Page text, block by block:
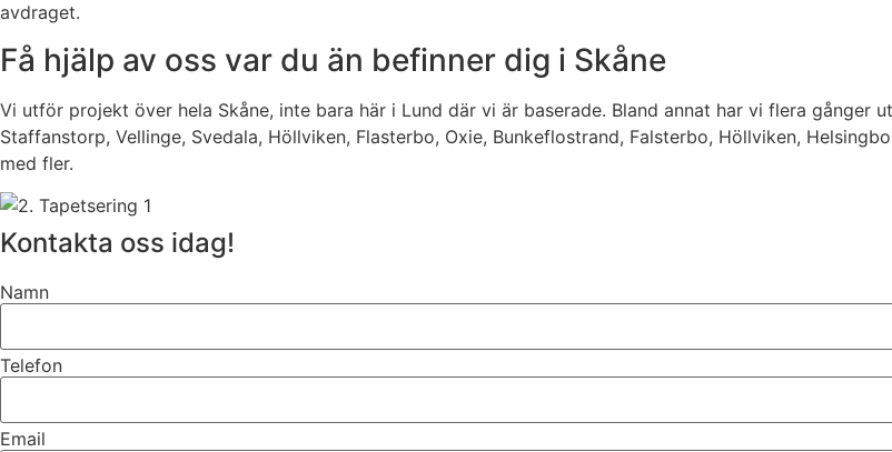
avdraget.
Få hjälp av oss var du än befinner dig i Skåne
Vi utför projekt över hela Skåne, inte bara här i Lund där vi är baserade. Bland annat har vi flera
Staffanstorp, Vellinge, Svedala, Höllviken, Flasterbo, Oxie, Bunkeflostrand, Falsterbo, Höllviken,
med fler.
Kontakta oss idag!
Namn
Telefon
Email